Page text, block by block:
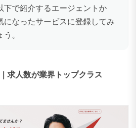
下で紹介するエージェントか
になったサービスに登録してみ
う。
求人数が業界トップクラス